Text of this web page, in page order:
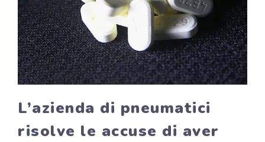
L’azienda di pneumatici
risolve le accuse di aver